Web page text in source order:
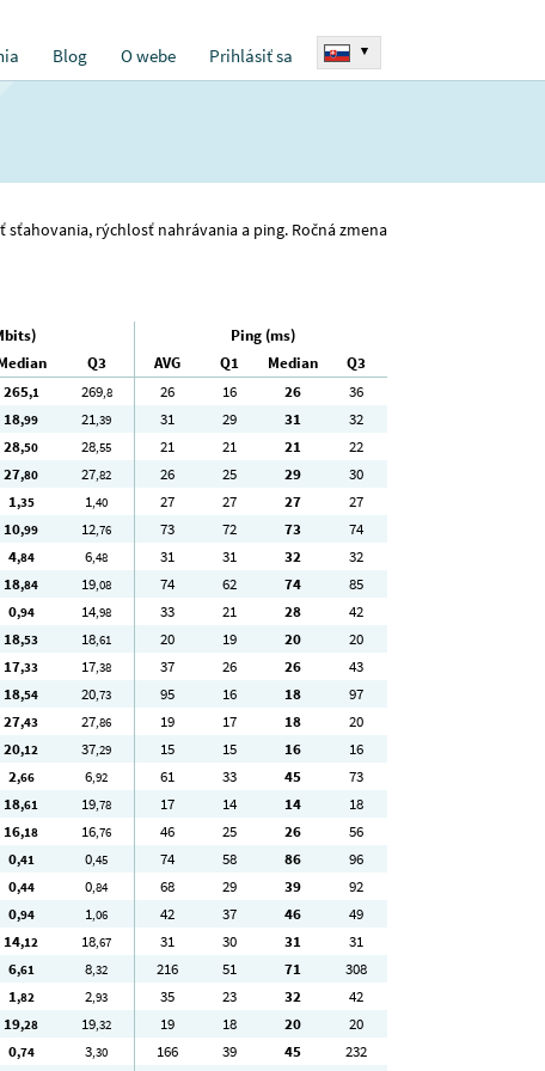
Blog O webe Prihlásiť sa ▾
rýchlosť nahrávania a ping. Ročná zmena
Ping (ms)
Q3 AVG Q1 Median
Q3
265,1 269,8 26 16 26
36
18,99 21,39 31 29 31
32
28,50 28,55 21 21 21
22
27,80 27,82 26 25 29
30
1,35 1,40 27 27 27
27
10,99 12,76 73 72 73
74
4,84 6,48 31 31 32
32
18,84 19,08 74 62 74
85
0,94 14,98 33 21 28
42
18,53 18,61 20 19 20
20
17,33 17,38 37 26 26
43
18,54 20,73 95 16 18
97
27,43 27,86 19 17 18
20
20,12 37,29 15 15 16
16
2,66 6,92 61 33 45
73
18,61 19,78 17 14 14
18
16,18 16,76 46 25 26
56
0,41 0,45 74 58 86
96
0,44 0,84 68 29 39
92
0,94 1,06 42 37 46
49
14,12 18,67 31 30 31
31
6,61 8,32 216 51 71
308
1,82 2,93 35 23 32
42
19,28 19,32 19 18 20
20
0,74 3,30 166 39 45
232